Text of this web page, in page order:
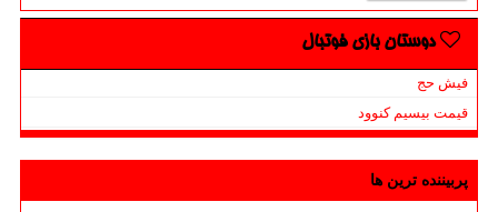
دوستان بازی فوتبال
فیش حج
قیمت بیسیم کنوود
پربیننده ترین ها